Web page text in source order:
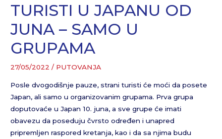
TURISTI U JAPANU OD
JUNA – SAMO U
GRUPAMA
27/05/2022/ PUTOVANJA
Posle dvogodišnje pauze, strani turisti će moći da posete
Japan, ali samo u organizovanim grupama. Prva grupa
doputovaće u Japan 10. juna, a sve grupe će imati
obavezu da poseduju čvrsto određen i unapred
pripremljen raspored kretanja, kao i da sa njima budu